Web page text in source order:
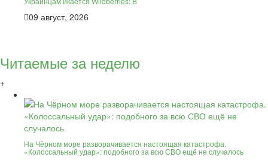
09 август, 2026
Читаемые за неделю
+
На Чёрном море разворачивается настоящая катастрофа.
«Колоссальный удар»: подобного за всю СВО ещё не случалось